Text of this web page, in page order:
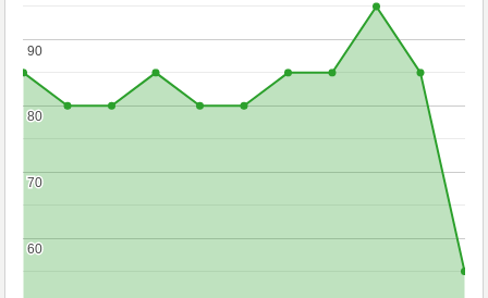
60
60
70
70
80
80
90
90